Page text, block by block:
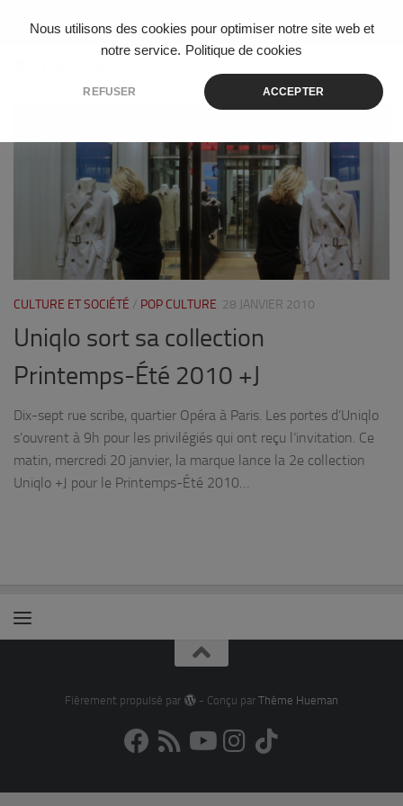
Nous utilisons des cookies pour optimiser notre site web et
notre service. Politique de cookies
REFUSER ACCEPTER
Skip to content
CULTURE ET SOCIÉTÉ / POP CULTURE 28 JANVIER 2010
Uniqlo sort sa collection
Printemps-Été 2010 +J
Dix-sept rue scribe, quartier Opéra à Paris. Les portes d’Uniqlo
s’ouvrent à 9h pour les privilégiés qui ont reçu l’invitation. Ce
matin, mercredi 20 janvier, la marque lance la 2e collection
Uniqlo +J pour le Printemps-Été 2010…
Fièrement propulsé par - Conçu par Thème Hueman